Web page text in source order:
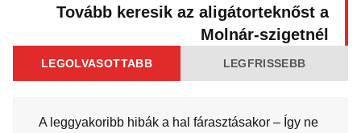
Tovább keresik az aligátorteknőst a
Molnár-szigetnél
LEGOLVASOTTABB LEGFRISSEBB
A leggyakoribb hibák a hal fárasztásakor – Így ne